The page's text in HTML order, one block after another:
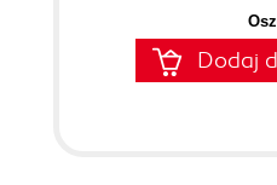
Dodaj